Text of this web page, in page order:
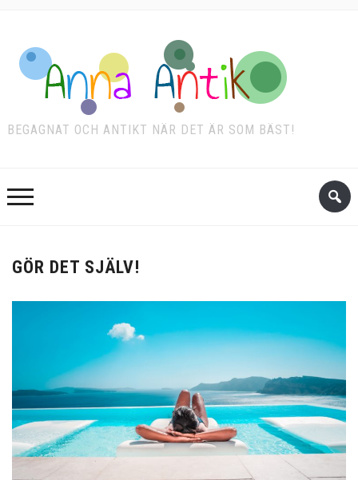
BEGAGNAT OCH ANTIKT NÄR DET ÄR SOM BÄST!
GÖR DET SJÄLV!